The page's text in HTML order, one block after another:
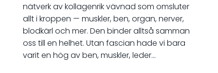
nätverk av kollagenrik vävnad som omsluter
allt i kroppen — muskler, ben, organ, nerver,
blodkärl och mer. Den binder alltså samman
oss till en helhet. Utan fascian hade vi bara
varit en hög av ben, muskler, leder…